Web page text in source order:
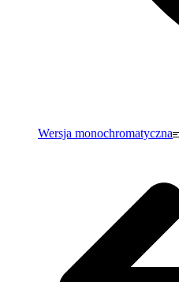
Wersja monochromatyczna